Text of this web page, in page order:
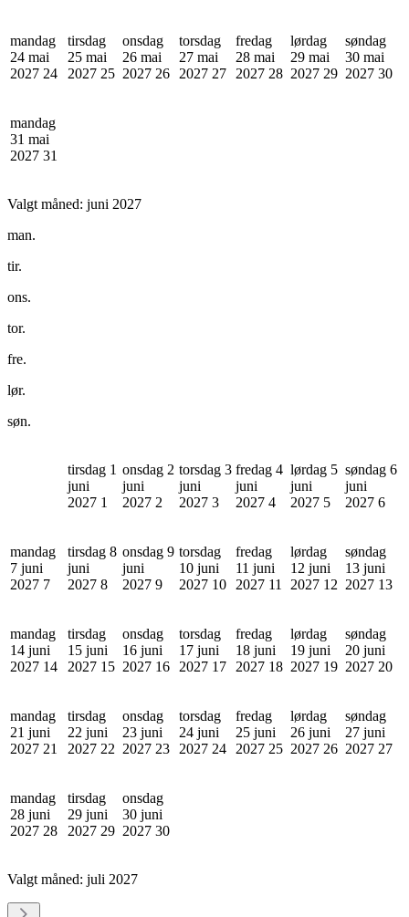
mandag
24 mai
2027 24
tirsdag
25 mai
2027 25
onsdag
26 mai
2027 26
torsdag
27 mai
2027 27
fredag
28 mai
2027 28
lørdag
29 mai
2027 29
søndag
30 mai
2027 30
mandag
31 mai
2027 31
Valgt måned: juni 2027
man.
tir.
ons.
tor.
fre.
lør.
søn.
tirsdag 1
juni
2027 1
onsdag 2
juni
2027 2
torsdag 3
juni
2027 3
fredag 4
juni
2027 4
lørdag 5
juni
2027 5
søndag 6
juni
2027 6
mandag
7 juni
2027 7
tirsdag 8
juni
2027 8
onsdag 9
juni
2027 9
torsdag
10 juni
2027 10
fredag
11 juni
2027 11
lørdag
12 juni
2027 12
søndag
13 juni
2027 13
mandag
14 juni
2027 14
tirsdag
15 juni
2027 15
onsdag
16 juni
2027 16
torsdag
17 juni
2027 17
fredag
18 juni
2027 18
lørdag
19 juni
2027 19
søndag
20 juni
2027 20
mandag
21 juni
2027 21
tirsdag
22 juni
2027 22
onsdag
23 juni
2027 23
torsdag
24 juni
2027 24
fredag
25 juni
2027 25
lørdag
26 juni
2027 26
søndag
27 juni
2027 27
mandag
28 juni
2027 28
tirsdag
29 juni
2027 29
onsdag
30 juni
2027 30
Valgt måned: juli 2027